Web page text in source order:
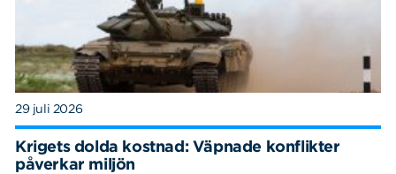
29 juli 2026
Krigets dolda kostnad: Väpnade konflikter
påverkar miljön